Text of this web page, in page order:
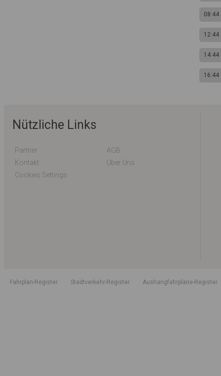
08:44
12:44
14:44
16:44
Nützliche Links
Partner
AGB
Kontakt
Über Uns
Cookies Settings
Fahrplan-Register Stadtverkehr-Register Aushangfahrpläne-Register